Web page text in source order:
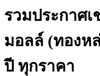
รวมประกาศ
มอลล์ (ทองห
ปี ทุกราคา